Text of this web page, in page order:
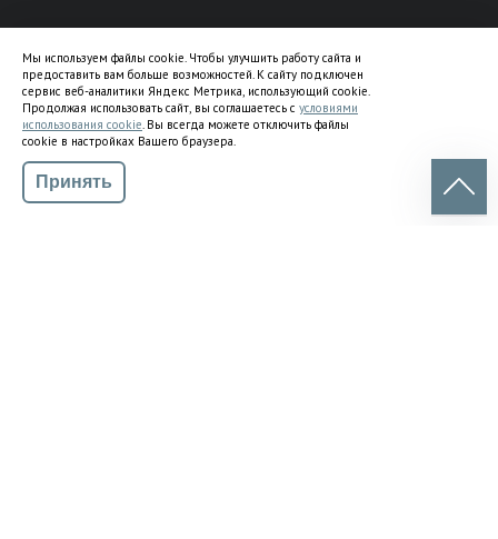
УСЛУГИ
ДИСКОНТНАЯ СИСТЕМА
ВОПРОСЫ / ОТВЕТЫ
ОТЗЫВЫ
Мы используем файлы cookie. Чтобы улучшить работу сайта и
предоставить вам больше возможностей. К сайту подключен
сервис веб-аналитики Яндекс Метрика, использующий cookie.
Продолжая использовать сайт, вы соглашаетесь с условиями
использования cookie. Вы всегда можете отключить файлы
cookie в настройках Вашего браузера.
Принять